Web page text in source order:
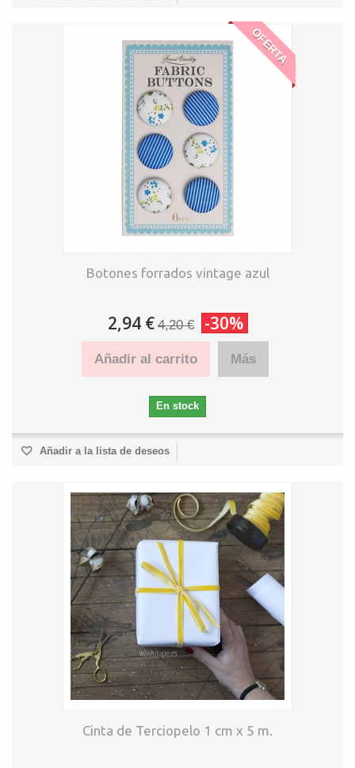
OFERTA
Botones forrados vintage azul
2,94 € 4,20 € -30%
Añadir al carrito Más
En stock
Añadir a la lista de deseos
Cinta de Terciopelo 1 cm x 5 m.